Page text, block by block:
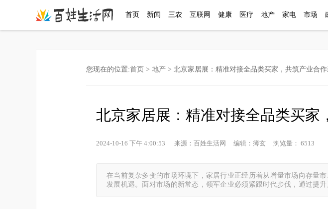
首页 新闻 三农 互联网 健康 医疗 地产 家电 市场
您现在的位置:首页 > 地产 > 北京家居展：精准对接全品类买家，共筑产业合
北京家居展：精准对接全品类买家
2024-10-16 下午 4:00:53 来源：百姓生活网 编辑：簿玄 浏览量： 6513
在当前复杂多变的市场环境下，家居行业正经历着从增量市场向存量
发展机遇。面对市场的新常态，领军企业必须紧跟时代步伐，通过提